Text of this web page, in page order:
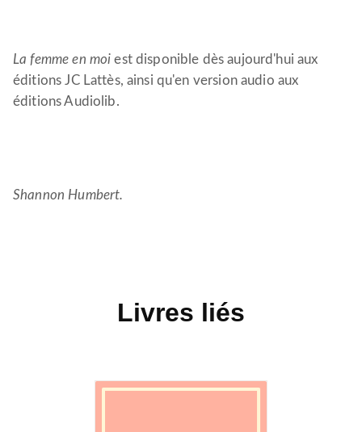
La femme en moiest disponible dès aujourd'hui aux
éditions JC Lattès, ainsi qu'en version audio aux
éditions Audiolib.
Shannon Humbert.
Livres liés